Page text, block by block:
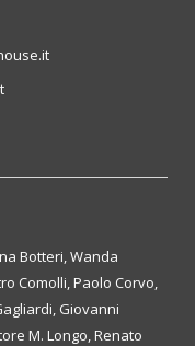
Botteri, Wanda
Comolli, Paolo Corvo,
Giovanni
M. Longo, Renato